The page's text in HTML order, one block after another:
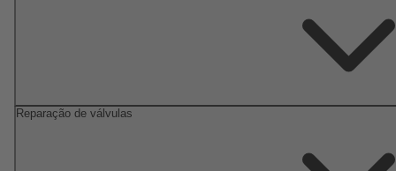
Reparação de válvulas